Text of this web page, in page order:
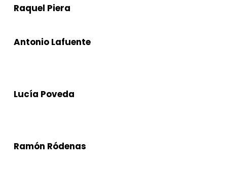
Raquel Piera
Antonio Lafuente
Lucía Poveda
Ramón Ródenas